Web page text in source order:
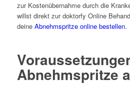
zur Kostenübernahme durch die
willst direkt zur doktorfy Online
deine Abnehmspritze online bestellen.
Abnehmspritze